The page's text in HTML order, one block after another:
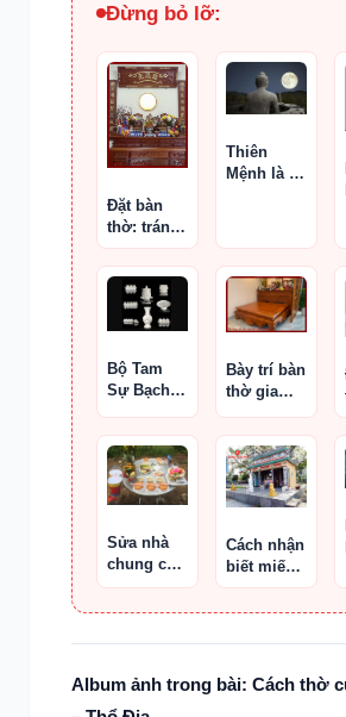
Đừng bỏ lỡ:
Đặt bàn
thờ: tránh
ngược
hướng
nhà, gần
phòng vệ
sinh hay
Thiên
Mệnh là gì
Bộ Tam
Sự Bạch
Thiên
Hương
Bày trí bàn
thờ gia
tiên chuẩn
Sửa nhà
chung cư
có cần
Cách nhận
biết miếu
thờ có linh
hay không
Minh
đường–
Album ảnh trong bài: Cách thờ